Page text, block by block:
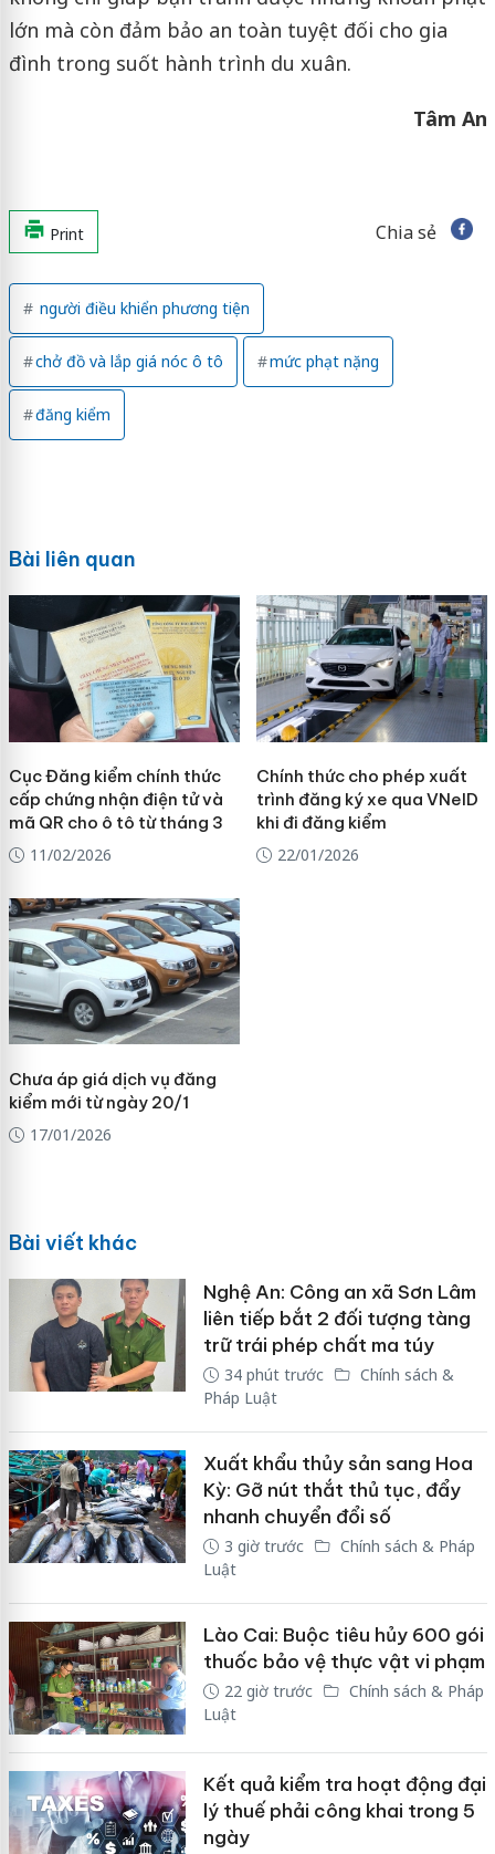
lớn mà còn đảm bảo an toàn tuyệt đối cho gia
đình trong suốt hành trình du xuân.
Tâm An
Print Chia sẻ
người điều khiển phương tiện
chở đồ và lắp giá nóc ô tô mức phạt nặng
đăng kiểm
Bài liên quan
Cục Đăng kiểm chính thức
cấp chứng nhận điện tử và
mã QR cho ô tô từ tháng 3
11/02/2026
Chính thức cho phép xuất
trình đăng ký xe qua VNeID
khi đi đăng kiểm
22/01/2026
Chưa áp giá dịch vụ đăng
kiểm mới từ ngày 20/1
17/01/2026
Bài viết khác
Nghệ An: Công an xã Sơn Lâm
liên tiếp bắt 2 đối tượng tàng
trữ trái phép chất ma túy
34 phút trước
Chính sách &
Pháp Luật
Xuất khẩu thủy sản sang Hoa
Kỳ: Gỡ nút thắt thủ tục, đẩy
nhanh chuyển đổi số
3 giờ trước
Chính sách & Pháp
Luật
Lào Cai: Buộc tiêu hủy 600 gói
thuốc bảo vệ thực vật vi phạm
22 giờ trước
Chính sách & Pháp
Luật
Kết quả kiểm tra hoạt động đại
lý thuế phải công khai trong 5
ngày